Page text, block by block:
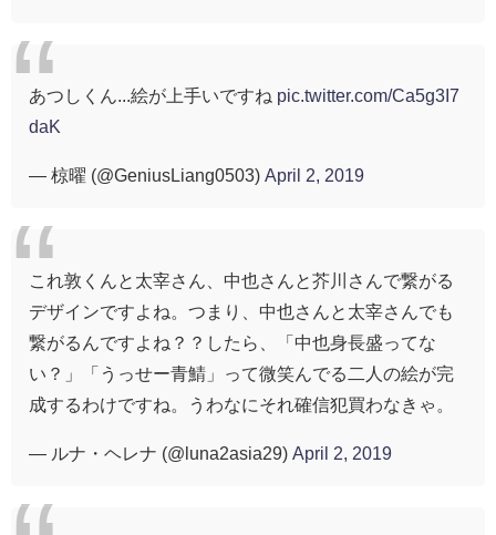
あつしくん...絵が上手いですね pic.twitter.com/Ca5g3I7
daK
— 椋曜 (@GeniusLiang0503) April 2, 2019
これ敦くんと太宰さん、中也さんと芥川さんで繋がる
デザインですよね。つまり、中也さんと太宰さんでも
繋がるんですよね？？したら、「中也身長盛ってな
い？」「うっせー青鯖」って微笑んでる二人の絵が完
成するわけですね。うわなにそれ確信犯買わなきゃ。
— ルナ・ヘレナ (@luna2asia29) April 2, 2019